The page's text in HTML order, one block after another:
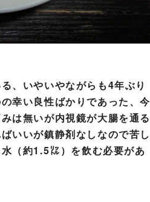
、いやいやながらも4年ぶり
幸い良性ばかりであった、今
は無いが内視鏡が大腸を通る
いいが鎮静剤なしなので苦し
（約1.5㍑）を飲む必要があ